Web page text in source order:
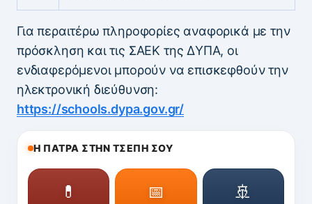
Για περαιτέρω πληροφορίες αναφορικά με την
πρόσκληση και τις ΣΑΕΚ της ΔΥΠΑ, οι
ενδιαφερόμενοι μπορούν να επισκεφθούν την
ηλεκτρονική διεύθυνση:
https://schools.dypa.gov.gr/
Η ΠΑΤΡΑ ΣΤΗΝ ΤΣΕΠΗ ΣΟΥ
💊 📅 🚢